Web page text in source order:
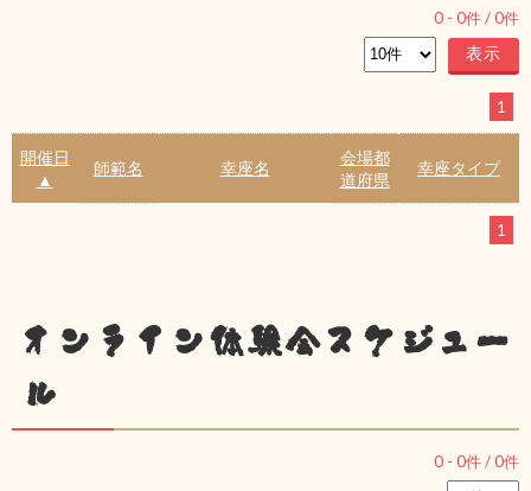
0 - 0件 /0件
1
開催日
▲
師範名 幸座名
会場都
道府県
幸座タイプ
1
オンライン体験会スケジュー
ル
0 - 0件 /0件